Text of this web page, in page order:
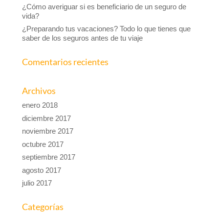
¿Cómo averiguar si es beneficiario de un seguro de
vida?
¿Preparando tus vacaciones? Todo lo que tienes que
saber de los seguros antes de tu viaje
Comentarios recientes
Archivos
enero 2018
diciembre 2017
noviembre 2017
octubre 2017
septiembre 2017
agosto 2017
julio 2017
Categorías